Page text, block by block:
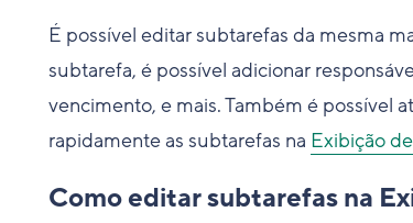
É possível editar subtarefas da mesma
subtarefa, é possível adicionar
vencimento, e mais. Também é possível
rapidamente as subtarefas na Exibição
Como editar subtarefas na